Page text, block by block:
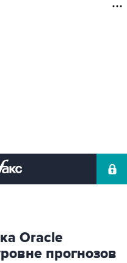
Oracle
прогнозов